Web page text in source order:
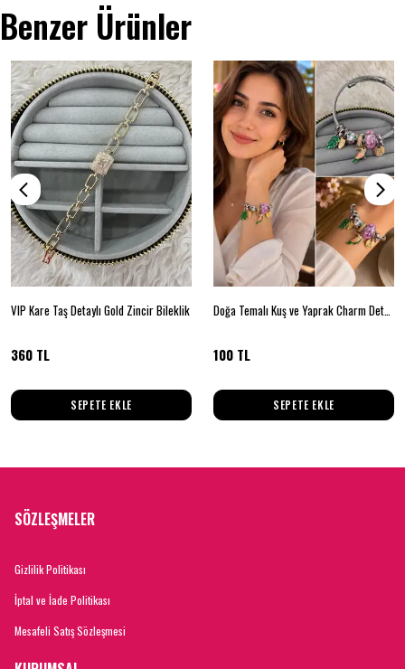
Benzer Ürünler
VIP Kare Taş Detaylı Gold Zincir Bileklik
360 TL
SEPETE EKLE
Doğa Temalı Kuş ve Yaprak Charm Detaylı Çelik Kelepçe Bileklik
100 TL
SEPETE EKLE
SÖZLEŞMELER
Gizlilik Politikası
İptal ve İade Politikası
Mesafeli Satış Sözleşmesi